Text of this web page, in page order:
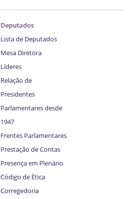
Deputados
Lista de Deputados
Mesa Diretora
Líderes
Relação de
Presidentes
Parlamentares desde
1947
Frentes Parlamentares
Prestação de Contas
Presença em Plenário
Código de Ética
Corregedoria